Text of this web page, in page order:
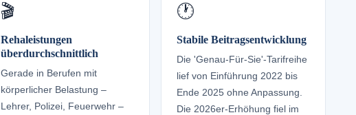
🎬
Rehaleistungen
überdurchschnittlich
Gerade in Berufen mit
körperlicher Belastung –
Lehrer, Polizei, Feuerwehr –
🕐
Stabile Beitragsentwicklung
Die 'Genau-Für-Sie'-Tarifreihe
lief von Einführung 2022 bis
Ende 2025 ohne Anpassung.
Die 2026er-Erhöhung fiel im